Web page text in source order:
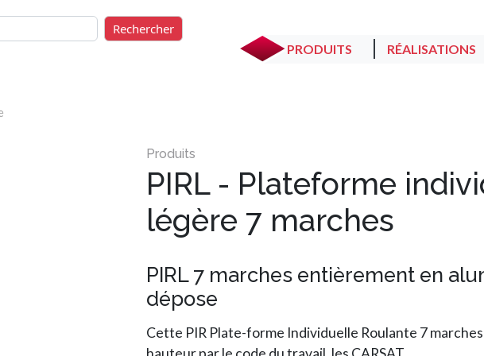
PRODUITS
RÉALISATIONS
Rechercher
PIRL - Plateforme
légère 7 marches
PIRL 7 marches entièrement en
dépose
Cette PIR Plate-forme Individuelle Roulante 7